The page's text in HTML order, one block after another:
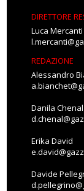
DIRETTORE
Luca Mercanti
REDAZIONE
Alessandro
Danila Chenal
Erika David
Davide